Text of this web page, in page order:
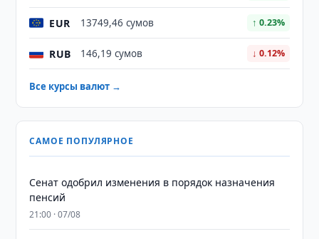
EUR 13749,46 сумов ↑ 0.23%
RUB 146,19 сумов ↓ 0.12%
Все курсы валют →
САМОЕ ПОПУЛЯРНОЕ
Сенат одобрил изменения в порядок назначения
пенсий
21:00 · 07/08